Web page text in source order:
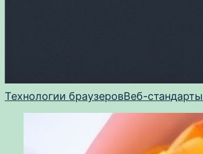
Технологии браузеровВеб-стандарты